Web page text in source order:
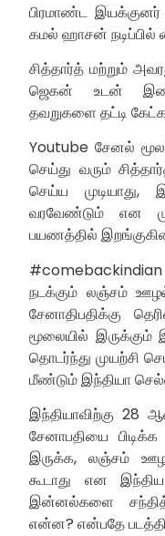
பிரமாண்ட
கமல் ஹாசன் நடிப்பில்
சித்தார்த் மற்றும்
ஜெகன் உடன்
தவறுகளை தட்டி
Youtube சேனல்
செய்து வரும்
செய்ய
வரவேண்டும் என
பயணத்தில்
#comebackindian
நடக்கும் லஞ்சம்
சேனாதிபதிக்கு
மூலையில் இருக்கும்
தொடர்ந்து முயற்சி
மீண்டும் இந்தியா
இந்தியாவிற்கு 28
சேனாபதியை
இருக்க, லஞ்சம்
கூடாது என
இன்னல்களை
என்ன? என்பதே